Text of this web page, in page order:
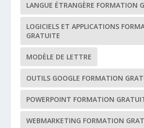
LANGUE ÉTRANGÈRE FORMATION
LOGICIELS ET APPLICATIONS
GRATUITE
MODÈLE DE LETTRE
OUTILS GOOGLE FORMATION
POWERPOINT FORMATION
WEBMARKETING FORMATION